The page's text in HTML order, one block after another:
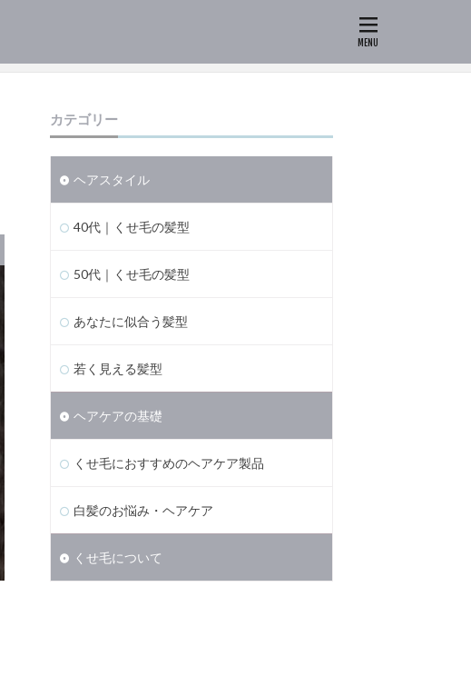
カテゴリー
ヘアスタイル
40代｜くせ毛の髪型
50代｜くせ毛の髪型
あなたに似合う髪型
若く見える髪型
ヘアケアの基礎
くせ毛におすすめのヘアケア製品
白髪のお悩み・ヘアケア
くせ毛について